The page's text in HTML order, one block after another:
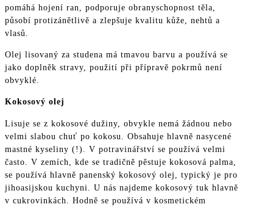
pomáhá hojení ran, podporuje obranyschopnost těla,
působí protizánětlivě a zlepšuje kvalitu kůže, nehtů a
vlasů.
Olej lisovaný za studena má tmavou barvu a používá se
jako doplněk stravy, použití při přípravě pokrmů není
obvyklé.
Kokosový olej
Lisuje se z kokosové dužiny, obvykle nemá žádnou nebo
velmi slabou chuť po kokosu. Obsahuje hlavně nasycené
mastné kyseliny (!). V potravinářství se používá velmi
často. V zemích, kde se tradičně pěstuje kokosová palma,
se používá hlavně panenský kokosový olej, typický je pro
jihoasijskou kuchyni. U nás najdeme kokosový tuk hlavně
v cukrovinkách. Hodně se používá v kosmetickém